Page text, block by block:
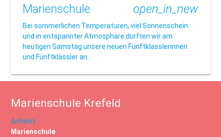
Marienschule
open_in_new
Bei sommerlichen Temperaturen, viel Sonnenschein
und in entspannter Atmosphäre durften wir am
heutigen Samstag unsere neuen Fünftklässlerinnen
und Fünftklässler an…
Marienschule Krefeld
Anfahrt
Marienschule